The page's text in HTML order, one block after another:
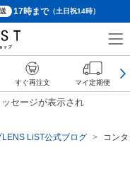
17時まで（土日祝14時）
セージが表示され
LiST公式ブログ コン
すぐ再注文 マイ定期便